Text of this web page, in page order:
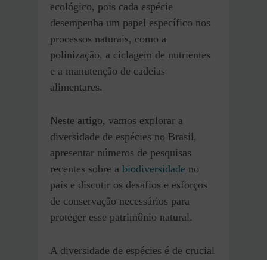
ecológico, pois cada espécie
desempenha um papel específico nos
processos naturais, como a
polinização, a ciclagem de nutrientes
e a manutenção de cadeias
alimentares.
Neste artigo, vamos explorar a
diversidade de espécies no Brasil,
apresentar números de pesquisas
recentes sobre a biodiversidade no
país e discutir os desafios e esforços
de conservação necessários para
proteger esse patrimônio natural.
A diversidade de espécies é de crucial